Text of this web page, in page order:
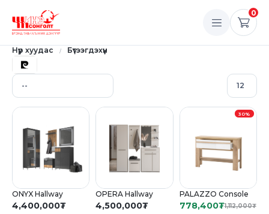
0
Нүүр хуудас Бүтээгдэхүүн
ONYX Hallway
4,400,000₮
OPERA Hallway
4,500,000₮
30%
PALAZZO Console
778,400₮1,112,000₮